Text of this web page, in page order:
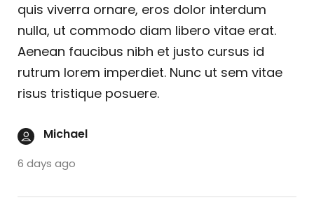
quis viverra ornare, eros dolor interdum
nulla, ut commodo diam libero vitae erat.
Aenean faucibus nibh et justo cursus id
rutrum lorem imperdiet. Nunc ut sem vitae
risus tristique posuere.
Michael
6 days ago